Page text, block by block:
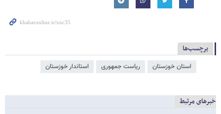
برچسب‌ها
استان خوزستان ریاست جمهوری استاندار خوزستان
خبرهای مرتبط